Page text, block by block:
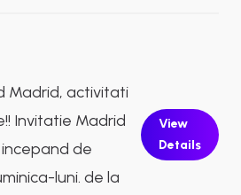
Madrid, activitati
Invitatie Madrid
de
luni. de la
View
Details